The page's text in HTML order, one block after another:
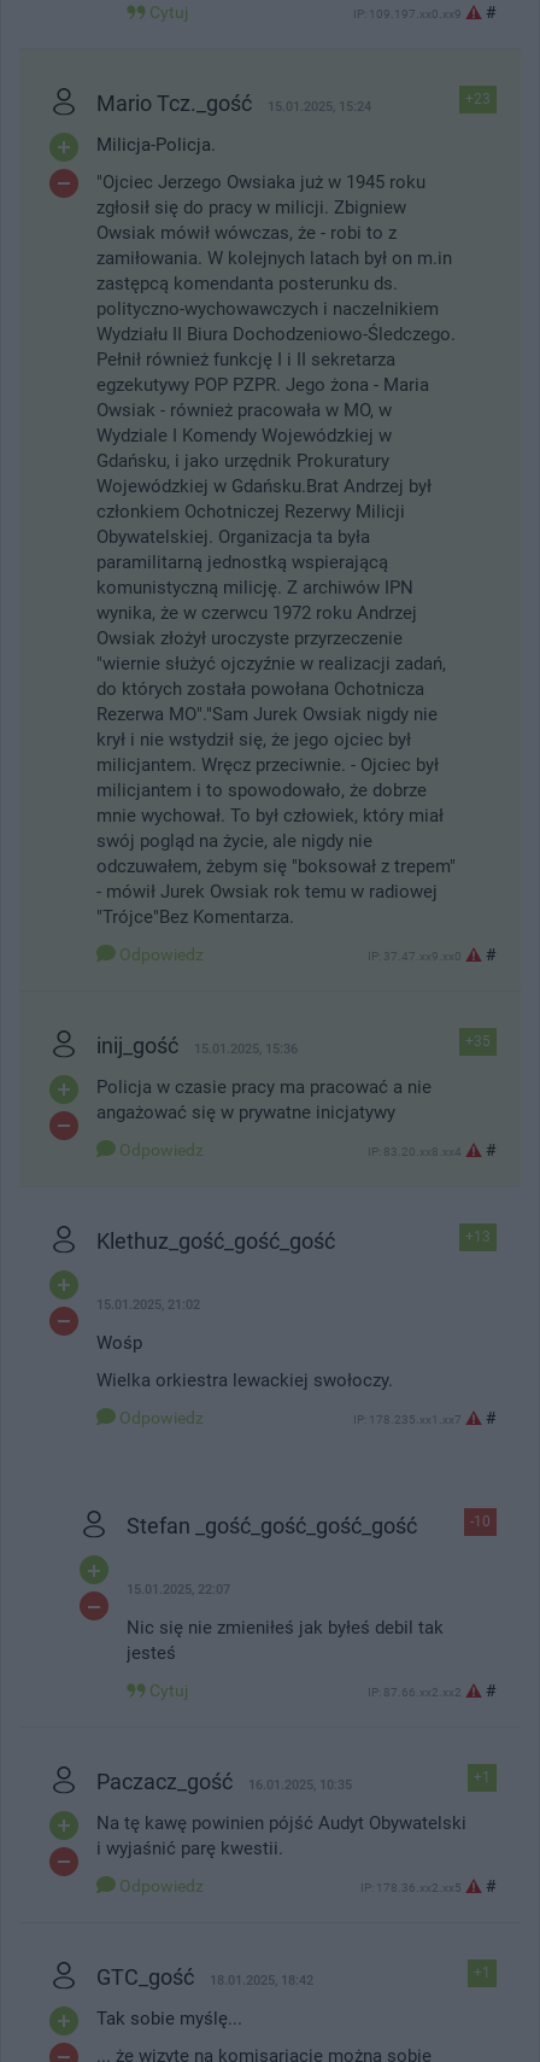
Cytuj IP: 109.197.xx0.xx9 #
+23
Mario Tcz._gość 15.01.2025, 15:24
Milicja-Policja.
"Ojciec Jerzego Owsiaka już w 1945 roku
zgłosił się do pracy w milicji. Zbigniew
Owsiak mówił wówczas, że - robi to z
zamiłowania. W kolejnych latach był on m.in
zastępcą komendanta posterunku ds.
polityczno-wychowawczych i naczelnikiem
Wydziału II Biura Dochodzeniowo-Śledczego.
Pełnił również funkcję I i II sekretarza
egzekutywy POP PZPR. Jego żona - Maria
Owsiak - również pracowała w MO, w
Wydziale I Komendy Wojewódzkiej w
Gdańsku, i jako urzędnik Prokuratury
Wojewódzkiej w Gdańsku.Brat Andrzej był
członkiem Ochotniczej Rezerwy Milicji
Obywatelskiej. Organizacja ta była
paramilitarną jednostką wspierającą
komunistyczną milicję. Z archiwów IPN
wynika, że w czerwcu 1972 roku Andrzej
Owsiak złożył uroczyste przyrzeczenie
"wiernie służyć ojczyźnie w realizacji zadań,
do których została powołana Ochotnicza
Rezerwa MO"."Sam Jurek Owsiak nigdy nie
krył i nie wstydził się, że jego ojciec był
milicjantem. Wręcz przeciwnie. - Ojciec był
milicjantem i to spowodowało, że dobrze
mnie wychował. To był człowiek, który miał
swój pogląd na życie, ale nigdy nie
odczuwałem, żebym się "boksował z trepem"
- mówił Jurek Owsiak rok temu w radiowej
"Trójce"Bez Komentarza.
Odpowiedz IP: 37.47.xx9.xx0 #
+35
inij_gość 15.01.2025, 15:36
Policja w czasie pracy ma pracować a nie
angażować się w prywatne inicjatywy
Odpowiedz IP: 83.20.xx8.xx4 #
+13
Klethuz_gość_gość_gość
15.01.2025, 21:02
Wośp
Wielka orkiestra lewackiej swołoczy.
Odpowiedz IP: 178.235.xx1.xx7 #
-10
Stefan _gość_gość_gość_gość
15.01.2025, 22:07
Nic się nie zmieniłeś jak byłeś debil tak
jesteś
Cytuj IP: 87.66.xx2.xx2 #
+1
Paczacz_gość 16.01.2025, 10:35
Na tę kawę powinien pójść Audyt Obywatelski
i wyjaśnić parę kwestii.
Odpowiedz IP: 178.36.xx2.xx5 #
+1
GTC_gość 18.01.2025, 18:42
Tak sobie myślę...
... że wizytę na komisariacie można sobie